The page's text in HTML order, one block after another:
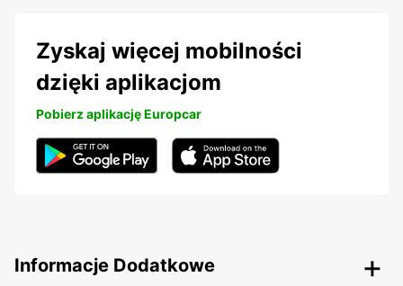
Zyskaj więcej mobilności
dzięki aplikacjom
Pobierz aplikację Europcar
Informacje Dodatkowe